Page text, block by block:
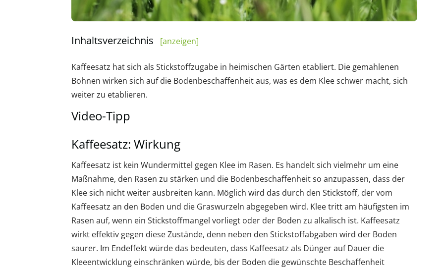
Inhaltsverzeichnis [anzeigen]
Kaffeesatz hat sich als Stickstoffzugabe in heimischen Gärten etabliert. Die gemahlenen
Bohnen wirken sich auf die Bodenbeschaffenheit aus, was es dem Klee schwer macht, sich
weiter zu etablieren.
Video-Tipp
Kaffeesatz: Wirkung
Kaffeesatz ist kein Wundermittel gegen Klee im Rasen. Es handelt sich vielmehr um eine
Maßnahme, den Rasen zu stärken und die Bodenbeschaffenheit so anzupassen, dass der
Klee sich nicht weiter ausbreiten kann. Möglich wird das durch den Stickstoff, der vom
Kaffeesatz an den Boden und die Graswurzeln abgegeben wird. Klee tritt am häufigsten im
Rasen auf, wenn ein Stickstoffmangel vorliegt oder der Boden zu alkalisch ist. Kaffeesatz
wirkt effektiv gegen diese Zustände, denn neben den Stickstoffabgaben wird der Boden
saurer. Im Endeffekt würde das bedeuten, dass Kaffeesatz als Dünger auf Dauer die
Kleeentwicklung einschränken würde, bis der Boden die gewünschte Beschaffenheit